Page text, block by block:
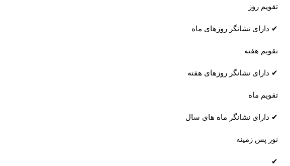
تقویم روز
✔ دارای نشانگر روزهای ماه
تقویم هفته
✔ دارای نشانگر روزهای هفته
تقویم ماه
✔ دارای نشانگر ماه های سال
نور پس زمینه
✔